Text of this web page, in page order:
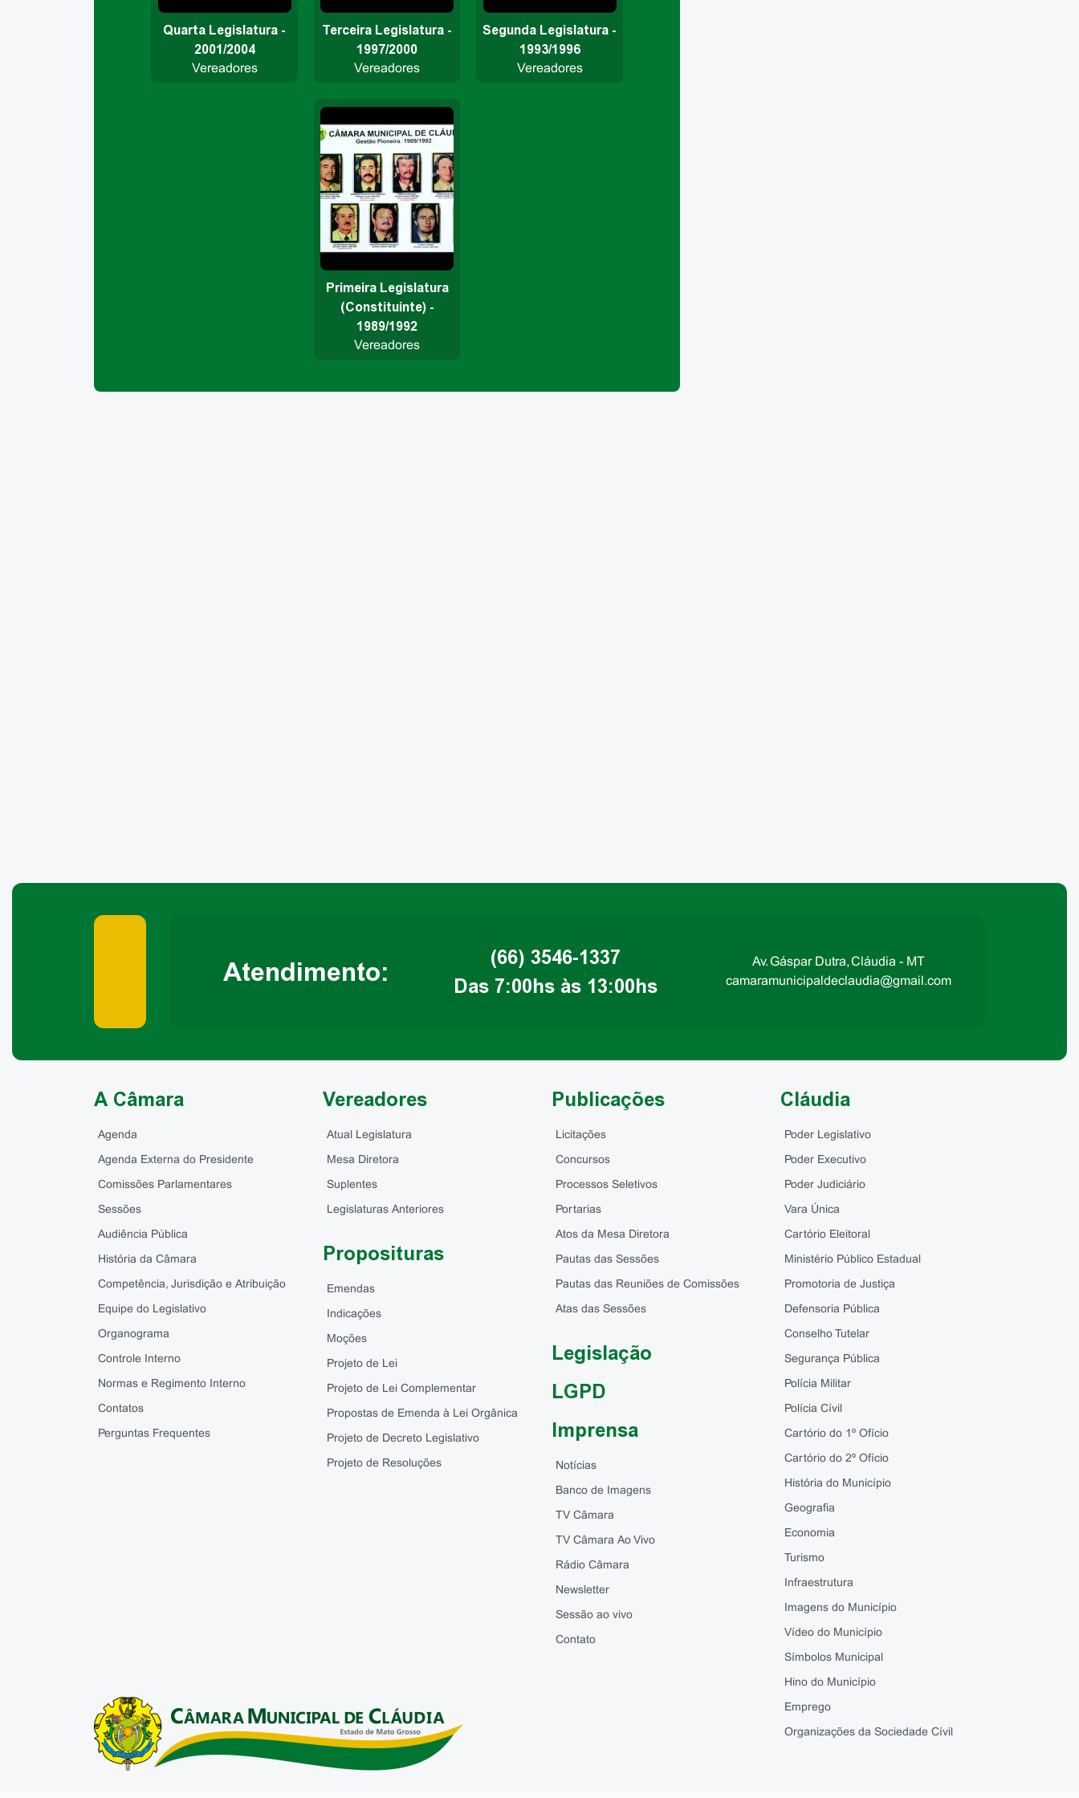
Quarta Legislatura -
2001/2004
Vereadores
Terceira Legislatura -
1997/2000
Vereadores
Segunda Legislatura -
1993/1996
Vereadores
Primeira Legislatura
(Constituinte) -
1989/1992
Vereadores
Atendimento:
(66) 3546-1337
Das 7:00hs às 13:00hs
Av. Gáspar Dutra, Cláudia - MT
camaramunicipaldeclaudia@gmail.com
A Câmara
Agenda
Agenda Externa do Presidente
Comissões Parlamentares
Sessões
Audiência Pública
História da Câmara
Competência, Jurisdição e Atribuição
Equipe do Legislativo
Organograma
Controle Interno
Normas e Regimento Interno
Contatos
Perguntas Frequentes
Vereadores
Atual Legislatura
Mesa Diretora
Suplentes
Legislaturas Anteriores
Proposituras
Emendas
Indicações
Moções
Projeto de Lei
Projeto de Lei Complementar
Propostas de Emenda à Lei Orgânica
Projeto de Decreto Legislativo
Projeto de Resoluções
Publicações
Licitações
Concursos
Processos Seletivos
Portarias
Atos da Mesa Diretora
Pautas das Sessões
Pautas das Reuniões de Comissões
Atas das Sessões
Legislação
LGPD
Imprensa
Notícias
Banco de Imagens
TV Câmara
TV Câmara Ao Vivo
Rádio Câmara
Newsletter
Sessão ao vivo
Contato
Cláudia
Poder Legislativo
Poder Executivo
Poder Judiciário
Vara Única
Cartório Eleitoral
Ministério Público Estadual
Promotoria de Justiça
Defensoria Pública
Conselho Tutelar
Segurança Pública
Polícia Militar
Polícia Cívil
Cartório do 1º Ofício
Cartório do 2º Ofício
História do Município
Geografia
Economia
Turismo
Infraestrutura
Imagens do Município
Vídeo do Município
Símbolos Municipal
Hino do Município
Emprego
Organizações da Sociedade Cívil